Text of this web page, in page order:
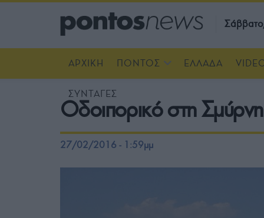
ΑΡΧΙΚΗ ΠΟΝΤΟΣ ΕΛΛΑΔΑ
ΣΥΝΤΑΓΕΣ
Οδοιπορικό στη
27/02/2016 - 1:59μμ